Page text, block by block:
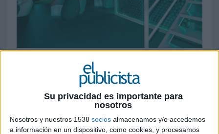
Su privacidad es importante para
nosotros
Nosotros y nuestros 1538 socios almacenamos y/o accedemos
a información en un dispositivo, como cookies, y procesamos
Con motivo de su 20 aniversario, la marca se
estrena en diversos festivales como parte de
la estrategia de impulsar su visibilidad y
notoriedad de marca; además de lanzar una
campaña publicitaria en televisión y exterior